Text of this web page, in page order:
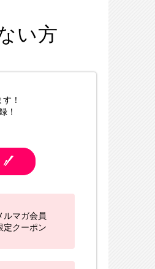
い方
！
！
ルマガ会員
定クーポン